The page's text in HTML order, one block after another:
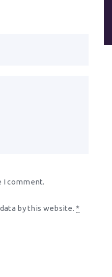
I comment.
by this website.*